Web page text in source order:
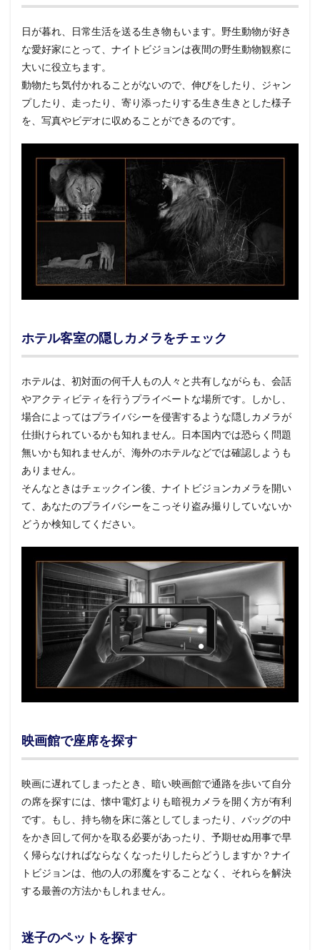
日が暮れ、日常生活を送る生き物もいます。野生動物が好き
な愛好家にとって、ナイトビジョンは夜間の野生動物観察に
大いに役立ちます。
動物たち気付かれることがないので、伸びをしたり、ジャン
プしたり、走ったり、寄り添ったりする生き生きとした様子
を、写真やビデオに収めることができるのです。
ホテル客室の隠しカメラをチェック
ホテルは、初対面の何千人もの人々と共有しながらも、会話
やアクティビティを行うプライベートな場所です。しかし、
場合によってはプライバシーを侵害するような隠しカメラが
仕掛けられているかも知れません。日本国内では恐らく問題
無いかも知れませんが、海外のホテルなどでは確認しようも
ありません。
そんなときはチェックイン後、ナイトビジョンカメラを開い
て、あなたのプライバシーをこっそり盗み撮りしていないか
どうか検知してください。
映画館で座席を探す
映画に遅れてしまったとき、暗い映画館で通路を歩いて自分
の席を探すには、懐中電灯よりも暗視カメラを開く方が有利
です。もし、持ち物を床に落としてしまったり、バッグの中
をかき回して何かを取る必要があったり、予期せぬ用事で早
く帰らなければならなくなったりしたらどうしますか？ナイ
トビジョンは、他の人の邪魔をすることなく、それらを解決
する最善の方法かもしれません。
迷子のペットを探す